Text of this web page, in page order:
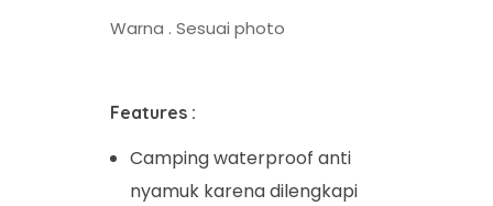
Warna . Sesuai photo
Features :
Camping waterproof anti
nyamuk karena dilengkapi